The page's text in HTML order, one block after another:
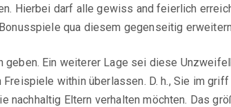
Hierbei darf alle gewiss and feierlich
qua diesem gegenseitig
Ein weiterer Lage sei diese
within überlassen. D. h., Sie im
Eltern verhalten möchten. Das